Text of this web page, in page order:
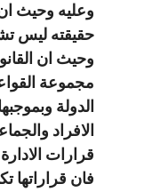
وعليه وحيث
حقيقته ليس
وحيث ان
مجموعة
الدولة
الافراد
قرارات
فان قراراتها